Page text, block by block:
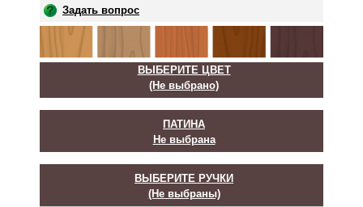
Задать вопрос
ВЫБЕРИТЕ ЦВЕТ
(Не выбрано)
ПАТИНА
Не выбрана
ВЫБЕРИТЕ РУЧКИ
(Не выбраны)